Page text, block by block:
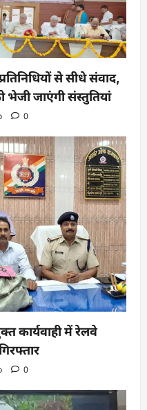
से सीधे संवाद,
जाएंगी संस्तुतियां
0
कार्यवाही में रेलवे
0